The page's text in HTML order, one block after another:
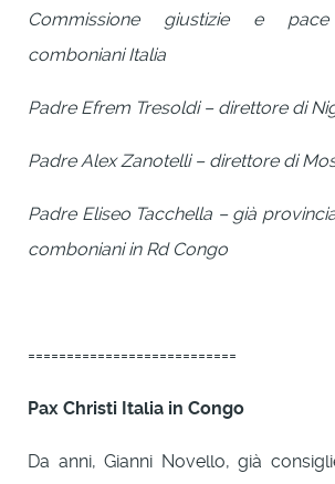
Commissione giustizie e
comboniani Italia
Padre Efrem Tresoldi – direttore di
Padre Alex Zanotelli – direttore di
Padre Eliseo Tacchella – già
comboniani in Rd Congo
===========================
Pax Christi Italia in Congo
Da anni, Gianni Novello, già